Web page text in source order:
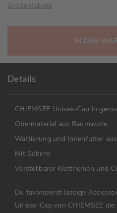
Größentabelle
IN DEN
Details
CHIEMSEE Unisex-Cap in
Obermaterial aus Baumwolle
Wattierung und Innenfutter
Mit Schirm
Verstellbarer Klettriemen und
Du favorisierst lässige
Unisex-Cap von CHIEMSEE